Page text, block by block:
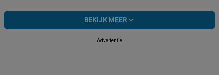
BEKIJK MEER
Advertentie